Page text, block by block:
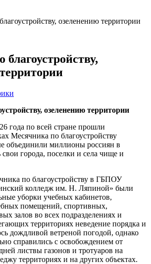
озеленению территории
озеленению территории
года по всей стране прошли
Месячника по благоустройству
объединили миллионы россиян в
свои города, поселки и села чище и
по благоустройству в ГБПОУ
колледж им. Н. Ляпиной» были
уборки учебных кабинетов,
помещений, спортивных,
залов во всех подразделениях и
территориях неведение порядка и
дождливой ветреной погодой, однако
справились с освобождением от
листвы газонов и тротуаров на
территориях и на других объектах.